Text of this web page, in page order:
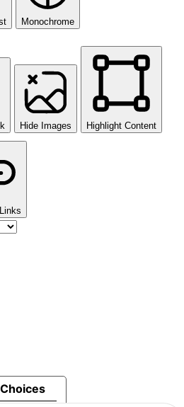
Monochrome
Hide Images Highlight Content